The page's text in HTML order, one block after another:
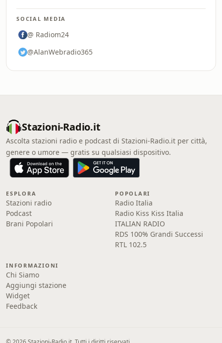
SOCIAL MEDIA
@ Radiom24
@AlanWebradio365
Stazioni-Radio.it
Ascolta stazioni radio e podcast di Stazioni-Radio.it per città,
genere o umore — gratis su qualsiasi dispositivo.
ESPLORA
Stazioni radio
Podcast
Brani Popolari
POPOLARI
Radio Italia
Radio Kiss Kiss Italia
ITALIAN RADIO
RDS 100% Grandi Successi
RTL 102.5
INFORMAZIONI
Chi Siamo
Aggiungi stazione
Widget
Feedback